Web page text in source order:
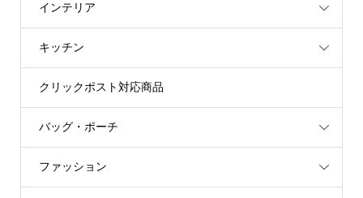
インテリア
キッチン
クリックポスト対応商品
バッグ・ポーチ
ファッション